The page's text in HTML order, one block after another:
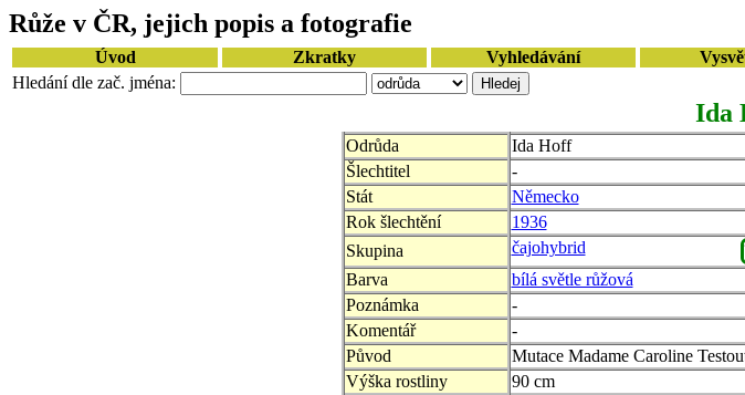
Růže v ČR, jejich popis a fotografie
Úvod Zkratky Vyhledávání
Hledání dle zač. jména:
Ida
Odrůda
Ida Hoff
Šlechtitel
-
Stát
Německo
Rok šlechtění
1936
Skupina
čajohybrid
Barva
bílá světle růžová
Poznámka
-
Komentář
-
Původ
Mutace Madame Caroline
Výška rostliny
90 cm